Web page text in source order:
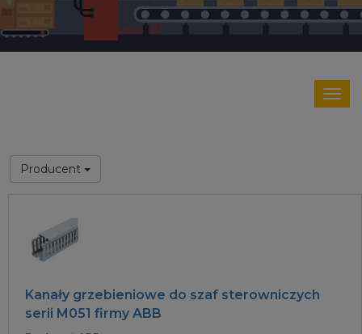
Producent
Kanały grzebieniowe do szaf sterowniczych
serii M051 firmy ABB